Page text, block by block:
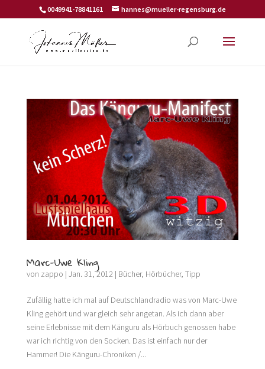
0049941-78841161 hannes@mueller-regensburg.de
Marc-Uwe Kling
von zappo | Jan. 31, 2012| Bücher, Hörbücher, Tipp
Zufällig hatte ich mal auf Deutschlandradio was von Marc-Uwe
Kling gehört und war gleich sehr angetan. Als ich dann aber
seine Erlebnisse mit dem Känguru als Hörbuch genossen habe
war ich richtig von den Socken. Das ist einfach nur der
Hammer! Die Känguru-Chroniken /...